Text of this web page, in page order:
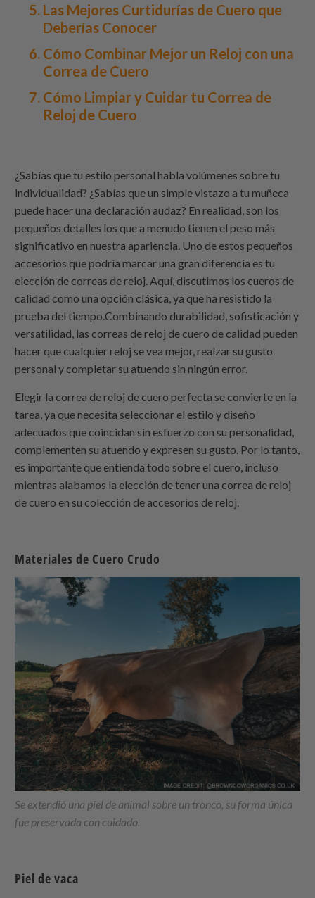
Las Mejores Curtidurías de Cuero que
Deberías Conocer
Cómo Combinar Mejor un Reloj con una
Correa de Cuero
Cómo Limpiar y Cuidar tu Correa de
Reloj de Cuero
¿Sabías que tu estilo personal habla volúmenes sobre tu
individualidad? ¿Sabías que un simple vistazo a tu muñeca
puede hacer una declaración audaz? En realidad, son los
pequeños detalles los que a menudo tienen el peso más
significativo en nuestra apariencia. Uno de estos pequeños
accesorios que podría marcar una gran diferencia es tu
elección de correas de reloj. Aquí, discutimos los cueros de
calidad como una opción clásica, ya que ha resistido la
prueba del tiempo.Combinando durabilidad, sofisticación y
versatilidad, las correas de reloj de cuero de calidad pueden
hacer que cualquier reloj se vea mejor, realzar su gusto
personal y completar su atuendo sin ningún error.
Elegir la correa de reloj de cuero perfecta se convierte en la
tarea, ya que necesita seleccionar el estilo y diseño
adecuados que coincidan sin esfuerzo con su personalidad,
complementen su atuendo y expresen su gusto. Por lo tanto,
es importante que entienda todo sobre el cuero, incluso
mientras alabamos la elección de tener una correa de reloj
de cuero en su colección de accesorios de reloj.
Materiales de Cuero Crudo
Se extendió una piel de animal sobre un tronco, su forma única
fue preservada con cuidado.
Piel de vaca